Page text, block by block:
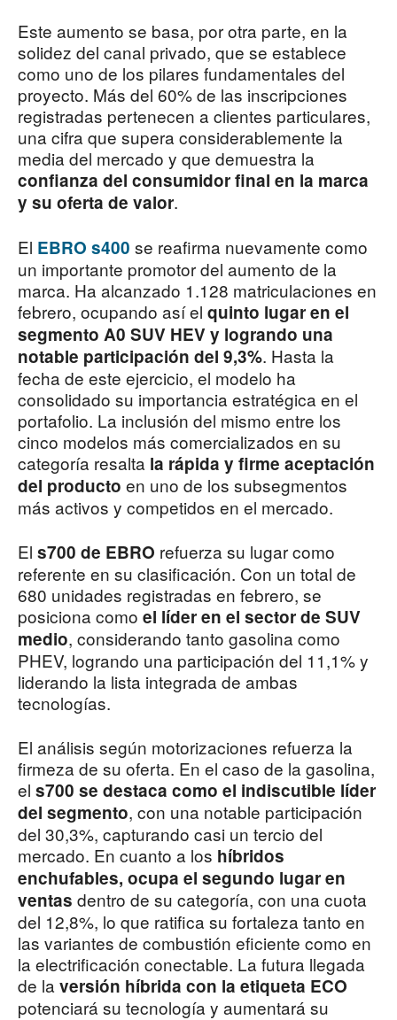
Este aumento se basa, por otra parte, en la
solidez del canal privado, que se establece
como uno de los pilares fundamentales del
proyecto. Más del 60% de las inscripciones
registradas pertenecen a clientes particulares,
una cifra que supera considerablemente la
media del mercado y que demuestra la
confianza del consumidor final en la marca
y su oferta de valor.
El EBRO s400 se reafirma nuevamente como
un importante promotor del aumento de la
marca. Ha alcanzado 1.128 matriculaciones en
febrero, ocupando así el quinto lugar en el
segmento A0 SUV HEV y logrando una
notable participación del 9,3%. Hasta la
fecha de este ejercicio, el modelo ha
consolidado su importancia estratégica en el
portafolio. La inclusión del mismo entre los
cinco modelos más comercializados en su
categoría resalta la rápida y firme aceptación
del producto en uno de los subsegmentos
más activos y competidos en el mercado.
El s700 de EBRO refuerza su lugar como
referente en su clasificación. Con un total de
680 unidades registradas en febrero, se
posiciona como el líder en el sector de SUV
medio, considerando tanto gasolina como
PHEV, logrando una participación del 11,1% y
liderando la lista integrada de ambas
tecnologías.
El análisis según motorizaciones refuerza la
firmeza de su oferta. En el caso de la gasolina,
el s700 se destaca como el indiscutible líder
del segmento, con una notable participación
del 30,3%, capturando casi un tercio del
mercado. En cuanto a los híbridos
enchufables, ocupa el segundo lugar en
ventas dentro de su categoría, con una cuota
del 12,8%, lo que ratifica su fortaleza tanto en
las variantes de combustión eficiente como en
la electrificación conectable. La futura llegada
de la versión híbrida con la etiqueta ECO
potenciará su tecnología y aumentará su